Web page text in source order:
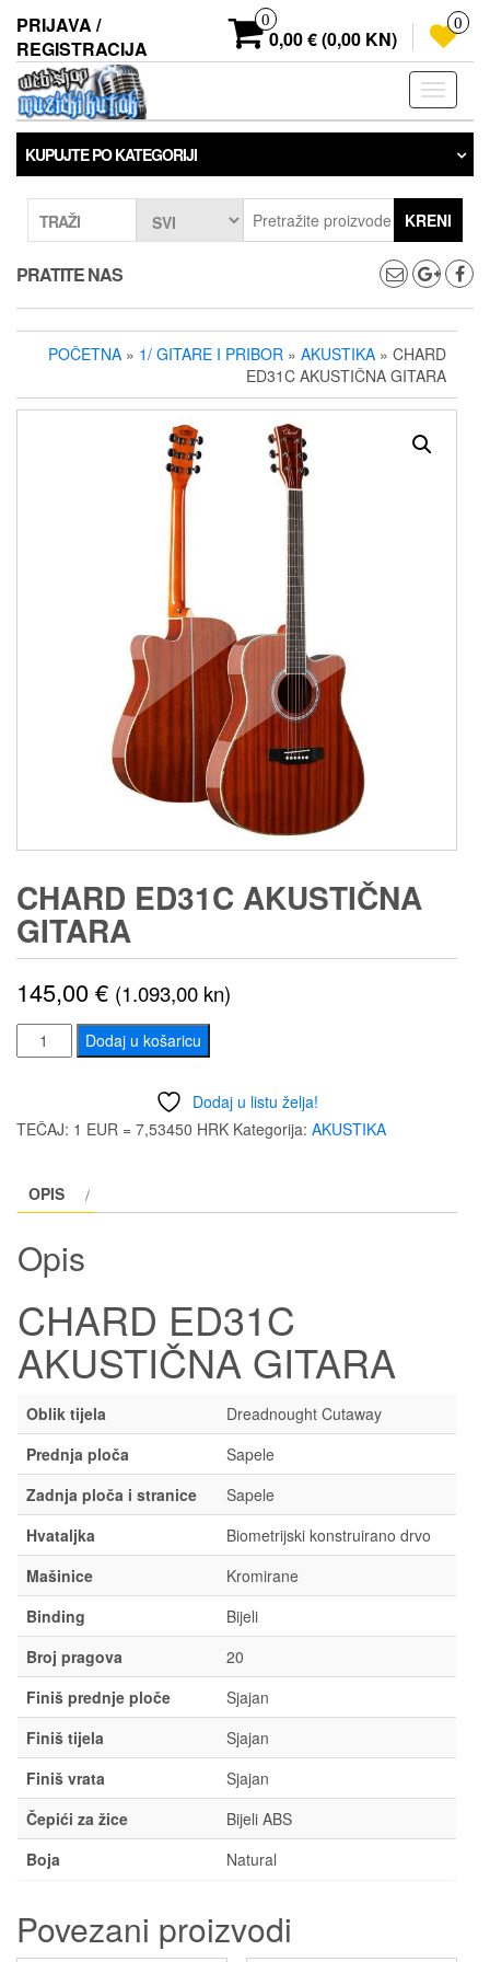
sadržaj
PRIJAVA /
REGISTRACIJA
0
0,00 € (0,00 KN)
0
KUPUJTE PO KATEGORIJI
TRAŽI KRENI
PRATITE NAS
POČETNA » 1/ GITARE I PRIBOR » AKUSTIKA » CHARD
ED31C AKUSTIČNA GITARA
CHARD ED31C AKUSTIČNA
GITARA
145,00€ (1.093,00 kn)
CHARD
ED31C
GITARA
Dodaj u košaricu
Dodaj u listu želja!
TEČAJ: 1 EUR = 7,53450 HRK Kategorija: AKUSTIKA
OPIS
Opis
CHARD ED31C
AKUSTIČNA GITARA
Oblik tijela
Dreadnought Cutaway
Prednja ploča
Sapele
Zadnja ploča i stranice
Sapele
Hvataljka
Biometrijski konstruirano drvo
Mašinice
Kromirane
Binding
Bijeli
Broj pragova
20
Finiš prednje ploče
Sjajan
Finiš tijela
Sjajan
Finiš vrata
Sjajan
Čepići za žice
Bijeli ABS
Boja
Natural
Povezani proizvodi